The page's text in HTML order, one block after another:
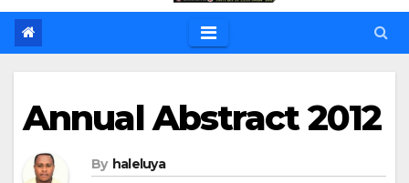
Annual Abstract 2012
By haleluya